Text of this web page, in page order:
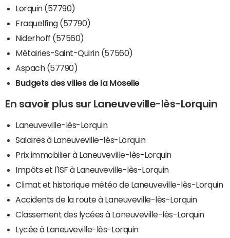
Lorquin (57790)
Fraquelfing (57790)
Niderhoff (57560)
Métairies-Saint-Quirin (57560)
Aspach (57790)
Budgets des villes de la Moselle
En savoir plus sur Laneuveville-lès-Lorquin
Laneuveville-lès-Lorquin
Salaires à Laneuveville-lès-Lorquin
Prix immobilier à Laneuveville-lès-Lorquin
Impôts et l'ISF à Laneuveville-lès-Lorquin
Climat et historique météo de Laneuveville-lès-Lorquin
Accidents de la route à Laneuveville-lès-Lorquin
Classement des lycées à Laneuveville-lès-Lorquin
Lycée à Laneuveville-lès-Lorquin